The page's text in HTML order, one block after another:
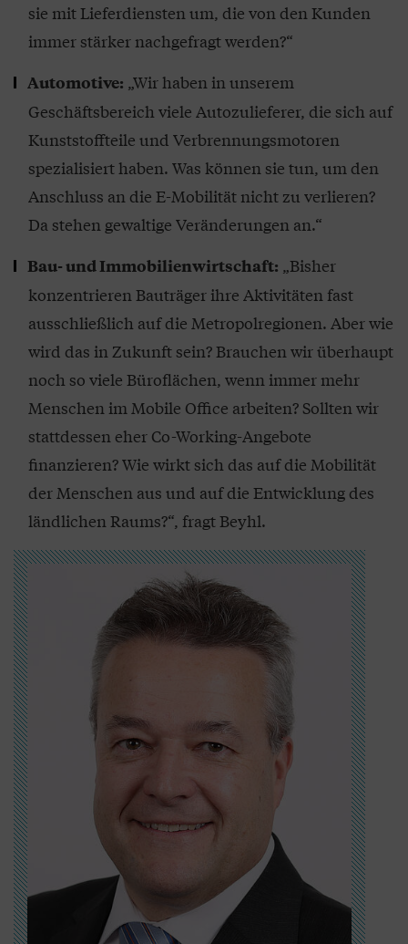
sie mit Lieferdiensten um, die von den Kunden
immer stärker nachgefragt werden?“
Automotive: „Wir haben in unserem
Geschäftsbereich viele Autozulieferer, die sich auf
Kunststoffteile und Verbrennungsmotoren
spezialisiert haben. Was können sie tun, um den
Anschluss an die E-Mobilität nicht zu verlieren?
Da stehen gewaltige Veränderungen an.“
Bau- und Immobilienwirtschaft: „Bisher
konzentrieren Bauträger ihre Aktivitäten fast
ausschließlich auf die Metropolregionen. Aber wie
wird das in Zukunft sein? Brauchen wir überhaupt
noch so viele Büroflächen, wenn immer mehr
Menschen im Mobile Office arbeiten? Sollten wir
stattdessen eher Co-Working-Angebote
finanzieren? Wie wirkt sich das auf die Mobilität
der Menschen aus und auf die Entwicklung des
ländlichen Raums?“, fragt Beyhl.